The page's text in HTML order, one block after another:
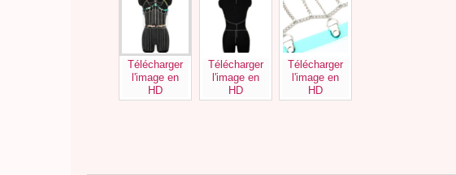
Télécharger
l'image en
HD
Télécharger
l'image en
HD
Télécharger
l'image en
HD